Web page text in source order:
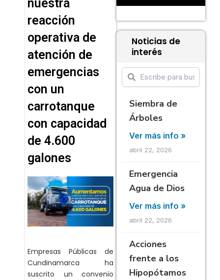
nuestra
reacción
operativa de
atención de
emergencias
con un
carrotanque
con capacidad
de 4.600
galones
Empresas Públicas de
Cundinamarca ha
suscrito un convenio
Noticias de
interés
Siembra de
Árboles
Ver más info »
abril 22, 2026
Emergencia
Agua de Dios
Ver más info »
abril 22, 2026
Acciones
frente a los
Hipopótamos